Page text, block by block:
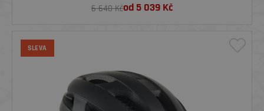
6 640 Kčod 5 039 Kč
SLEVA